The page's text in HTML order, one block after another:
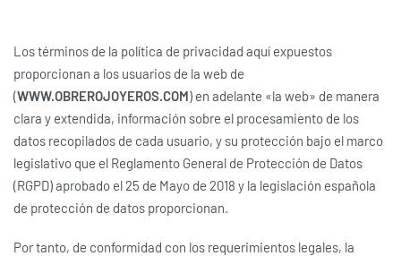
Los términos de la política de privacidad aquí expuestos
proporcionan a los usuarios de la web de
(WWW.OBREROJOYEROS.COM) en adelante «la web» de manera
clara y extendida, información sobre el procesamiento de los
datos recopilados de cada usuario, y su protección bajo el marco
legislativo que el Reglamento General de Protección de Datos
(RGPD) aprobado el 25 de Mayo de 2018 y la legislación española
de protección de datos proporcionan.
Por tanto, de conformidad con los requerimientos legales, la